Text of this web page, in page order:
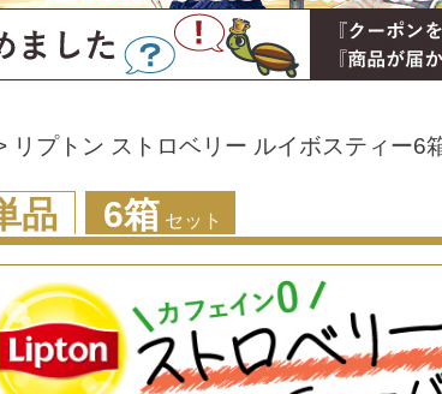
リプトン ストロベリー ルイボスティー6
品 6箱 セット